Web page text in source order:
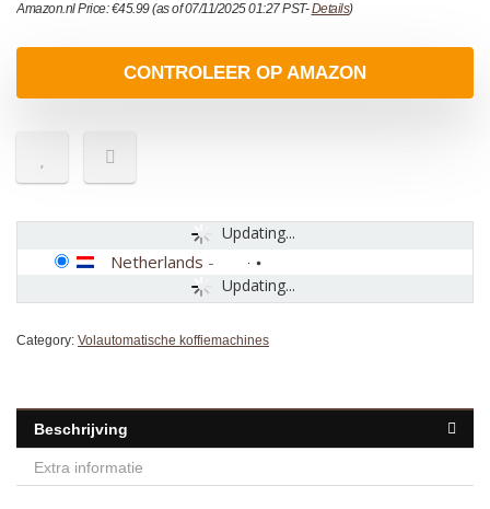
Amazon.nl Price:€45.99(as of 07/11/2025 01:27 PST-Details)
CONTROLEER OP AMAZON
Updating...
Updating...
Netherlands -
Category: Volautomatische koffiemachines
Beschrijving
Extra informatie